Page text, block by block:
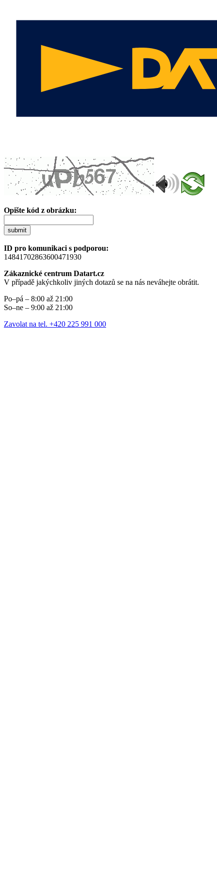
Opište kód z obrázku:
submit
ID pro komunikaci s podporou:
14841702863600471930
Zákaznické centrum Datart.cz
V případě jakýchkoliv jiných dotazů se na nás neváhejte obrátit.
Po–pá – 8:00 až 21:00
So–ne – 9:00 až 21:00
Zavolat na tel. +420 225 991 000